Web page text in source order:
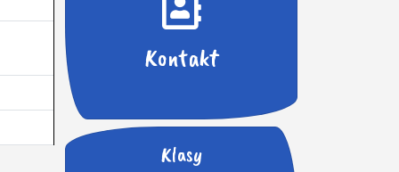
Kontakt
Klasy